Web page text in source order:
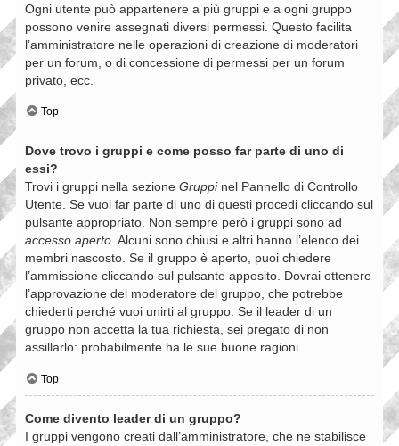
Ogni utente può appartenere a più gruppi e a ogni gruppo
possono venire assegnati diversi permessi. Questo facilita
l’amministratore nelle operazioni di creazione di moderatori
per un forum, o di concessione di permessi per un forum
privato, ecc.
Top
Dove trovo i gruppi e come posso far parte di uno di
essi?
Trovi i gruppi nella sezione Gruppinel Pannello di Controllo
Utente. Se vuoi far parte di uno di questi procedi cliccando sul
pulsante appropriato. Non sempre però i gruppi sono ad
accesso aperto. Alcuni sono chiusi e altri hanno l’elenco dei
membri nascosto. Se il gruppo è aperto, puoi chiedere
l’ammissione cliccando sul pulsante apposito. Dovrai ottenere
l’approvazione del moderatore del gruppo, che potrebbe
chiederti perché vuoi unirti al gruppo. Se il leader di un
gruppo non accetta la tua richiesta, sei pregato di non
assillarlo: probabilmente ha le sue buone ragioni.
Top
Come divento leader di un gruppo?
I gruppi vengono creati dall’amministratore, che ne stabilisce